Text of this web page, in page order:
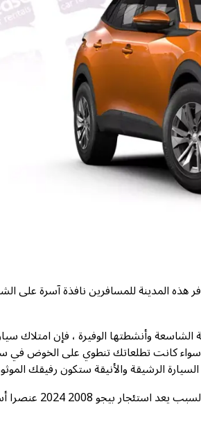
هذه المدينة للمسافرين نافذة آسرة على
الشاسعة وأنشطتها الوفيرة ، فإن امتلاك
سفرك لرحلة غير عادية. سواء كانت تطلعاتك تنطوي على الخوض
الرشيقة والأنيقة ستكون رفيقك
انضم إلينا ونحن نشرع في جولة حول عجائب دبي ، والاحتفال بجمالها